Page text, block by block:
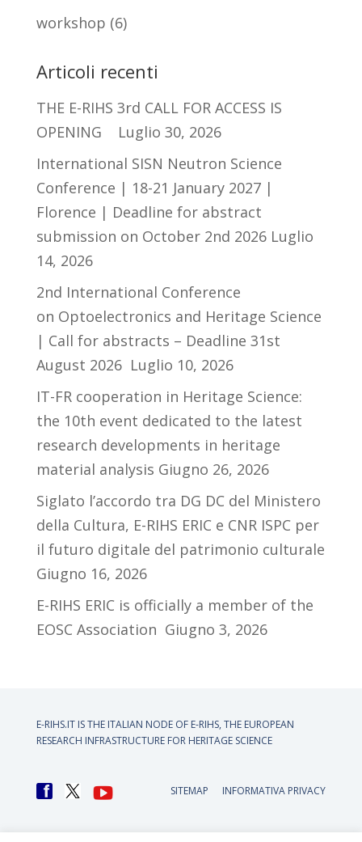
workshop (6)
Articoli recenti
THE E-RIHS 3rd CALL FOR ACCESS IS
OPENING
Luglio 30, 2026
International SISN Neutron Science
Conference | 18-21 January 2027 |
Florence | Deadline for abstract
submission on October 2nd 2026 Luglio
14, 2026
2nd International Conference
on Optoelectronics and Heritage Science
| Call for abstracts – Deadline 31st
August 2026 Luglio 10, 2026
IT-FR cooperation in Heritage Science:
the 10th event dedicated to the latest
research developments in heritage
material analysis Giugno 26, 2026
Siglato l’accordo tra DG DC del Ministero
della Cultura, E-RIHS ERIC e CNR ISPC per
il futuro digitale del patrimonio culturale
Giugno 16, 2026
E-RIHS ERIC is officially a member of the
EOSC Association Giugno 3, 2026
E-RIHS.IT IS THE ITALIAN NODE OF E-RIHS, THE EUROPEAN
RESEARCH INFRASTRUCTURE FOR HERITAGE SCIENCE
SITEMAP INFORMATIVA PRIVACY